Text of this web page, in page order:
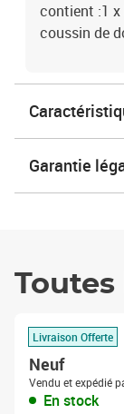
contient :1 x
coussin de
Garantie
Livraison Offerte
Neuf
Vendu et expédié
En stock